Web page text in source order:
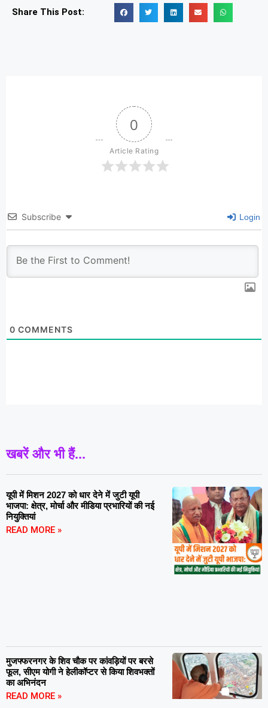
Share This Post:
0
Article Rating
Subscribe Login
0 COMMENTS
खबरें और भी हैं...
यूपी में मिशन 2027 को धार देने में जुटी यूपी
भाजपा: क्षेत्र, मोर्चा और मीडिया प्रभारियों की नई
नियुक्तियां
READ MORE »
मुजफ्फरनगर के शिव चौक पर कांवड़ियों पर बरसे
फूल, सीएम योगी ने हेलीकॉप्टर से किया शिवभक्तों
का अभिनंदन
READ MORE »